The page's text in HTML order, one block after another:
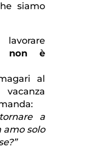
siamo
non è
al
a
amo solo